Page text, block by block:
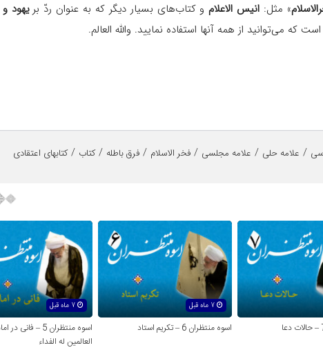
» مثل: انیس الاعلامو کتاب‌هاى بسیار دیگر که به عنوان ردّ بریهود
که مى‌توانید از همه آنها استفاده نمایید. والله العالم.
/ علامه حلی / علامه مجلسی / فخر الاسلام / فرق باطله /کتاب /کتابهای اعتقادی
7 ماه قبل
اسوه منتظران 6 – تکریم استاد
7 ماه قبل
اسوه منتظران 5 –
العالمين له الفداء